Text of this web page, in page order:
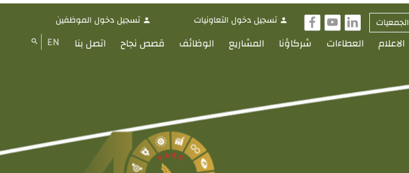
الجمعيات i
y
f
person تسجيل دخول التعاونيات person تسجيل دخول الموظفين
الاعلام العطاءات شركاؤنا المشاريع الوظائف قصص نجاح اتصل بنا EN
search